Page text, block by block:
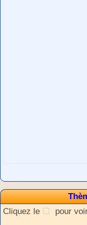
Cliquez le
pour